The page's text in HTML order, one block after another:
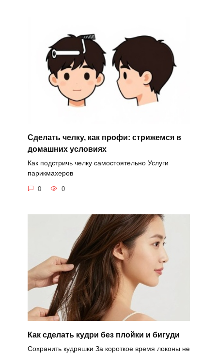
Сделать челку, как профи: стрижемся в
домашних условиях
Как подстричь челку самостоятельно Услуги
парикмахеров
0 0
Как сделать кудри без плойки и бигуди
Сохранить кудряшки За короткое время локоны не